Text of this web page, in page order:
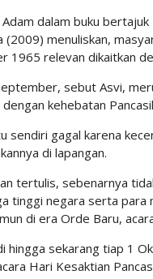
dalam buku
(2009) menuliskan,
1965 relevan dikaitkan
sebut Asvi,
kehebatan
sendiri gagal karena
di lapangan.
tertulis, sebenarnya
tinggi negara serta
di era Orde Baru,
hingga sekarang tiap 1
Hari Kesaktian